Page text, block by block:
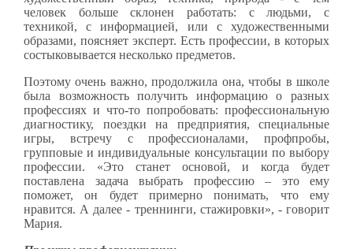
человек больше склонен работать: с людьми, с
техникой, с информацией, или с художественными
образами, поясняет эксперт. Есть профессии, в которых
состыковывается несколько предметов.
Поэтому очень важно, продолжила она, чтобы в школе
была возможность получить информацию о разных
профессиях и что-то попробовать: профессиональную
диагностику, поездки на предприятия, специальные
игры, встречу с профессионалами, профпробы,
групповые и индивидуальные консультации по выбору
профессии. «Это станет основой, и когда будет
поставлена задача выбрать профессию – это ему
поможет, он будет примерно понимать, что ему
нравится. А далее - треннинги, стажировки», - говорит
Мария.